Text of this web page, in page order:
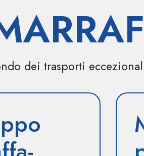
dei trasporti